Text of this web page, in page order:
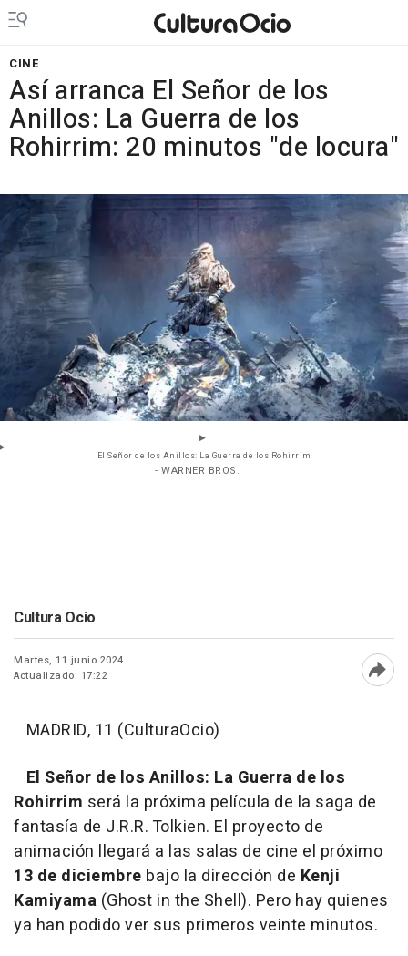
CINE
Así arranca El Señor de los
Anillos: La Guerra de los
Rohirrim: 20 minutos "de locura"
El Señor de los Anillos: La Guerra de los Rohirrim
- WARNER BROS.
Cultura Ocio
Martes, 11 junio 2024
Actualizado: 17:22
MADRID, 11 (CulturaOcio)
El Señor de los Anillos: La Guerra de los
Rohirrim será la próxima película de la saga de
fantasía de J.R.R. Tolkien. El proyecto de
animación llegará a las salas de cine el próximo
13 de diciembre bajo la dirección de Kenji
Kamiyama (Ghost in the Shell). Pero hay quienes
ya han podido ver sus primeros veinte minutos.